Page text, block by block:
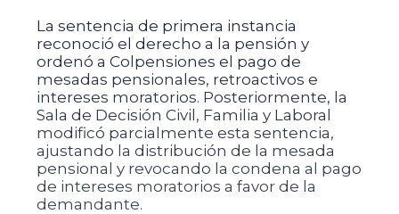
La sentencia de primera instancia
reconoció el derecho a la pensión y
ordenó a Colpensiones el pago de
mesadas pensionales, retroactivos e
intereses moratorios. Posteriormente, la
Sala de Decisión Civil, Familia y Laboral
modificó parcialmente esta sentencia,
ajustando la distribución de la mesada
pensional y revocando la condena al pago
de intereses moratorios a favor de la
demandante.